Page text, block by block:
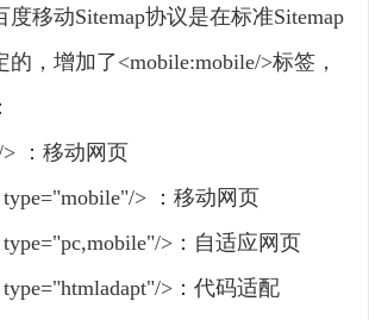
移动Sitemap协议是在标准Sitemap
，增加了<mobile:mobile/>标签，
> ：移动网页
type="mobile"/> ：移动网页
>：自适应网页
>：代码适配